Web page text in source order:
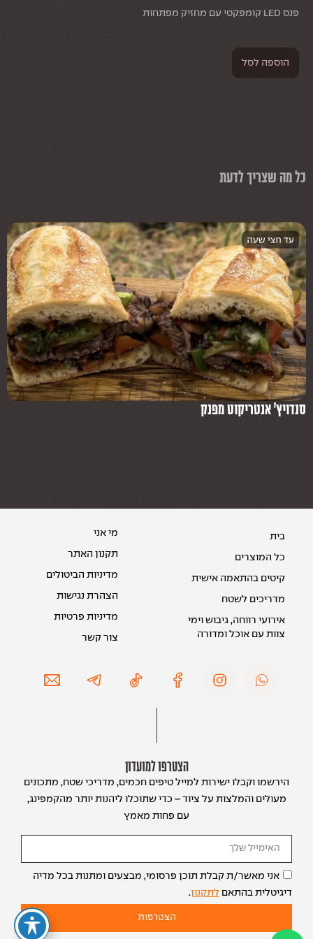
פנס LED קומפקטי עם מחזיק מפתחות
הוספה לסל
כל מה שצריך לדעת
סנדויץ׳ אנטריקוט מפנק
בית
כל המוצרים
קיטים בהתאמה אישית
מדריכים לשטח
אירועי רווחה, גיבוש וימי
צוות עם אוכל ומדורה
הצטרפו למועדון
הירשמו וקבלו ישירות למייל טיפים חכמים, מדריכי שטח, מתכונים
מעולים והמלצות על ציוד – כדי שתוכלו ליהנות יותר מהקמפינג,
עם פחות מאמץ
אני מאשר/ת קבלת תוכן פרסומי, מבצעים ומתנות בכל מדיה
דיגיטלית בהתאם לתקנון.
הצטרפות
מי אני
תקנון האתר
מדיניות הביטולים
הצהרת נגישות
מדיניות פרטיות
צור קשר